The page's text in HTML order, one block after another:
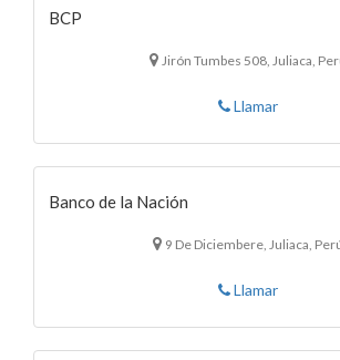
BCP
Jirón Tumbes 508, Juliaca,
Llamar
Banco de la Nación
9 De Diciembere, Juliaca,
Llamar